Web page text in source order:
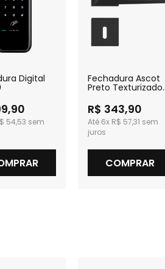
Digital
54,53
Fechadura Ascot
Preto Texturizado
R$ 343,90
6x R$ 57,31
COMPRAR